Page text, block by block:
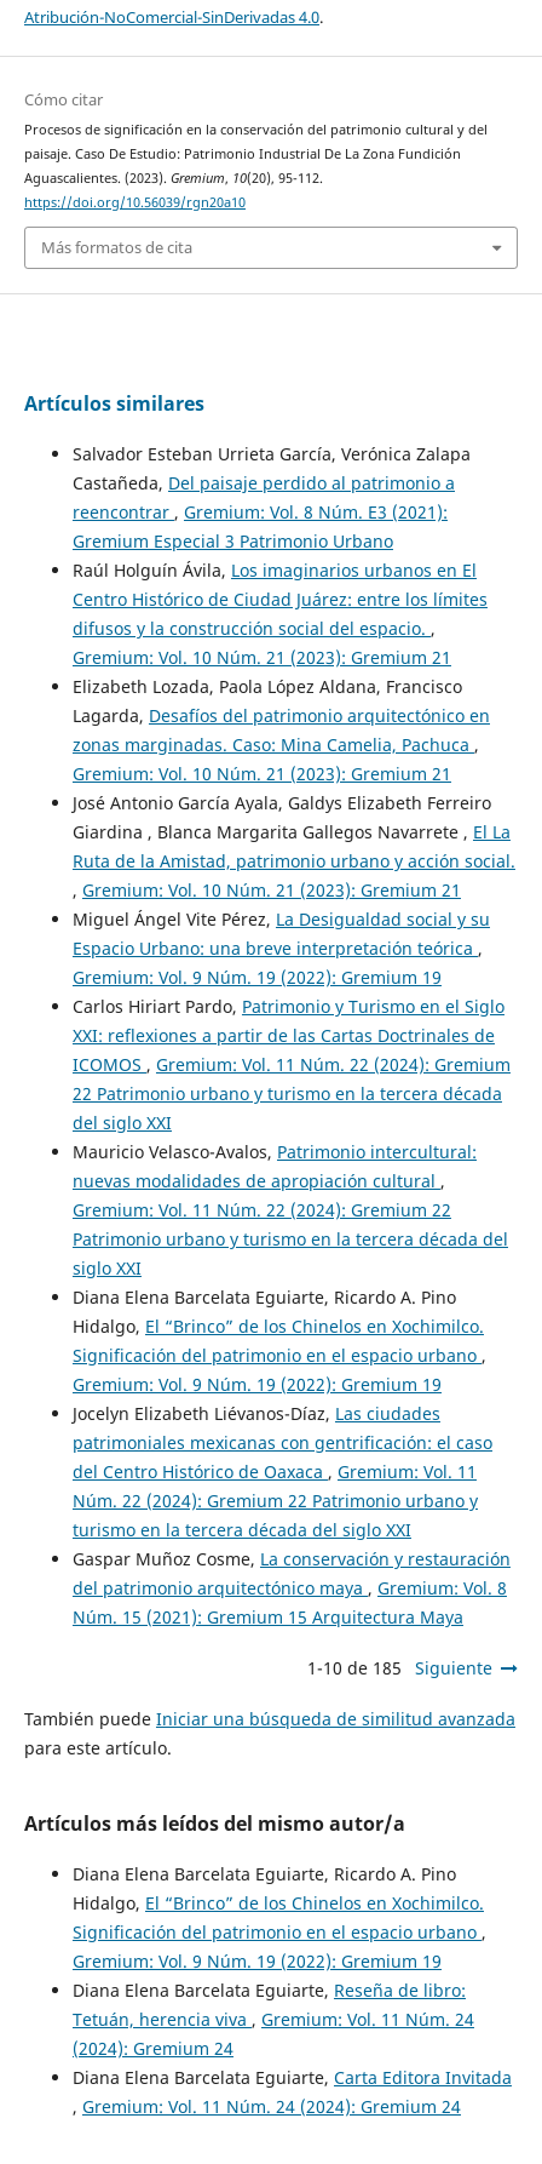
Atribución-NoComercial-SinDerivadas 4.0.
Cómo citar
Procesos de significación en la conservación del patrimonio cultural y del
paisaje. Caso De Estudio: Patrimonio Industrial De La Zona Fundición
Aguascalientes. (2023). Gremium, 10(20), 95-112.
https://doi.org/10.56039/rgn20a10
Más formatos de cita
Artículos similares
Salvador Esteban Urrieta García, Verónica Zalapa
Castañeda, Del paisaje perdido al patrimonio a
reencontrar , Gremium: Vol. 8 Núm. E3 (2021):
Gremium Especial 3 Patrimonio Urbano
Raúl Holguín Ávila, Los imaginarios urbanos en El
Centro Histórico de Ciudad Juárez: entre los límites
difusos y la construcción social del espacio. ,
Gremium: Vol. 10 Núm. 21 (2023): Gremium 21
Elizabeth Lozada, Paola López Aldana, Francisco
Lagarda, Desafíos del patrimonio arquitectónico en
zonas marginadas. Caso: Mina Camelia, Pachuca ,
Gremium: Vol. 10 Núm. 21 (2023): Gremium 21
José Antonio García Ayala, Galdys Elizabeth Ferreiro
Giardina , Blanca Margarita Gallegos Navarrete , El La
Ruta de la Amistad, patrimonio urbano y acción social.
, Gremium: Vol. 10 Núm. 21 (2023): Gremium 21
Miguel Ángel Vite Pérez, La Desigualdad social y su
Espacio Urbano: una breve interpretación teórica ,
Gremium: Vol. 9 Núm. 19 (2022): Gremium 19
Carlos Hiriart Pardo, Patrimonio y Turismo en el Siglo
XXI: reflexiones a partir de las Cartas Doctrinales de
ICOMOS , Gremium: Vol. 11 Núm. 22 (2024): Gremium
22 Patrimonio urbano y turismo en la tercera década
del siglo XXI
Mauricio Velasco-Avalos, Patrimonio intercultural:
nuevas modalidades de apropiación cultural ,
Gremium: Vol. 11 Núm. 22 (2024): Gremium 22
Patrimonio urbano y turismo en la tercera década del
siglo XXI
Diana Elena Barcelata Eguiarte, Ricardo A. Pino
Hidalgo, El “Brinco” de los Chinelos en Xochimilco.
Significación del patrimonio en el espacio urbano ,
Gremium: Vol. 9 Núm. 19 (2022): Gremium 19
Jocelyn Elizabeth Liévanos-Díaz, Las ciudades
patrimoniales mexicanas con gentrificación: el caso
del Centro Histórico de Oaxaca , Gremium: Vol. 11
Núm. 22 (2024): Gremium 22 Patrimonio urbano y
turismo en la tercera década del siglo XXI
Gaspar Muñoz Cosme, La conservación y restauración
del patrimonio arquitectónico maya , Gremium: Vol. 8
Núm. 15 (2021): Gremium 15 Arquitectura Maya
1-10 de 185 Siguiente
También puede Iniciar una búsqueda de similitud avanzada
para este artículo.
Artículos más leídos del mismo autor/a
Diana Elena Barcelata Eguiarte, Ricardo A. Pino
Hidalgo, El “Brinco” de los Chinelos en Xochimilco.
Significación del patrimonio en el espacio urbano ,
Gremium: Vol. 9 Núm. 19 (2022): Gremium 19
Diana Elena Barcelata Eguiarte, Reseña de libro:
Tetuán, herencia viva , Gremium: Vol. 11 Núm. 24
(2024): Gremium 24
Diana Elena Barcelata Eguiarte, Carta Editora Invitada
, Gremium: Vol. 11 Núm. 24 (2024): Gremium 24